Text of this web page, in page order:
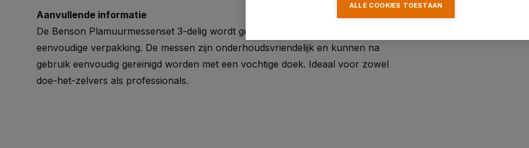
Aanvullende informatie
De Benson Plamuurmessenset 3-delig wordt geleverd als complete set in
eenvoudige verpakking. De messen zijn onderhoudsvriendelijk en kunnen na
gebruik eenvoudig gereinigd worden met een vochtige doek. Ideaal voor zowel
doe-het-zelvers als professionals.
ALLE COOKIES TOESTAAN